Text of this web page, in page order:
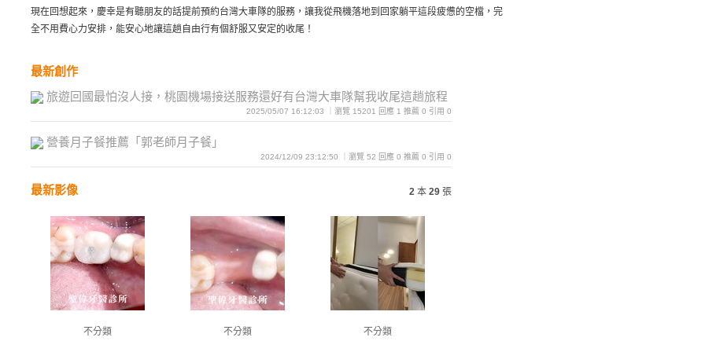
現在回想起來，慶幸是有聽朋友的話提前預約台灣大車隊的服務，讓我從飛機落地到回家躺平這段疲憊的空檔，完
全不用費心力安排，能安心地讓這趟自由行有個舒服又安定的收尾！
最新創作
旅遊回國最怕沒人接，桃園機場接送服務還好有台灣大車隊幫我收尾這趟旅程
2025/05/07 16:12:03 ｜瀏覽 15201 回應 1 推薦 0 引用 0
營養月子餐推薦「郭老師月子餐」
2024/12/09 23:12:50 ｜瀏覽 52 回應 0 推薦 0 引用 0
最新影像 2 本 29 張
不分類 不分類 不分類